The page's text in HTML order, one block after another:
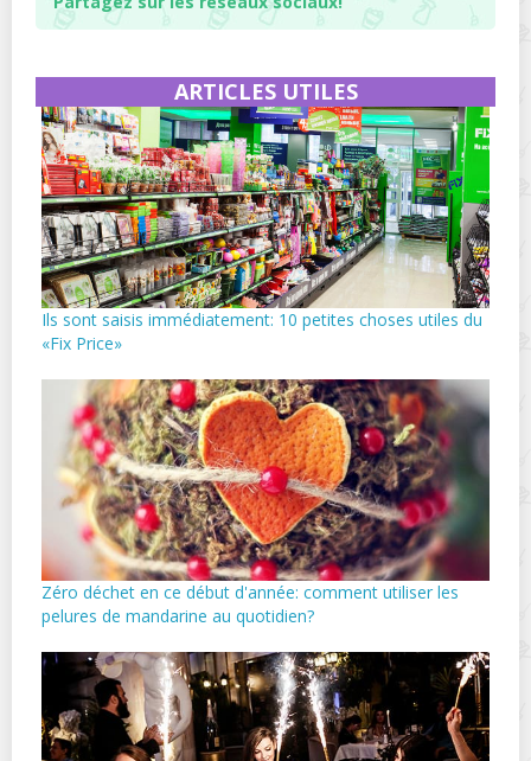
ARTICLES UTILES
Ils sont saisis immédiatement: 10 petites choses utiles du
«Fix Price»
Zéro déchet en ce début d'année: comment utiliser les
pelures de mandarine au quotidien?